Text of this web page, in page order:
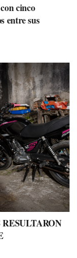
cinco
entre sus